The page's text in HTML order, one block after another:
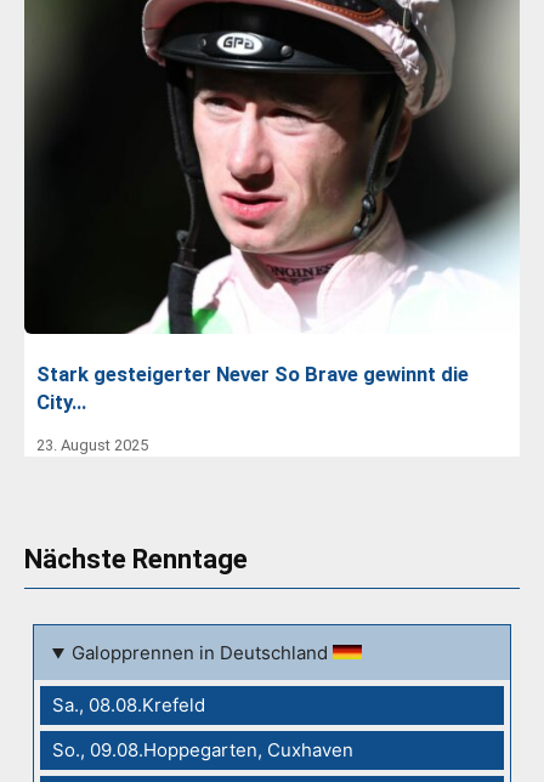
Stark gesteigerter Never So Brave gewinnt die
City…
23. August 2025
Nächste Renntage
Galopprennen in Deutschland
Sa., 08.08.Krefeld
So., 09.08.Hoppegarten, Cuxhaven